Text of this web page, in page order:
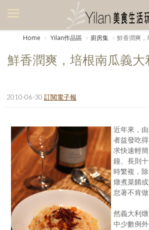
美食集
生活風
書房集
日記簿
餐桌週記
享樂隨手拍
Home Yilan作品區 廚房集 鮮香潤爽，
鮮香潤爽，培根南瓜義大
2010-06-30 訂閱電子報
近年來，
者益發吃
求快速輕
鐘、長則
時繁複，
燉煮菜餚
怠著不肯做
然義大利
中少數例外